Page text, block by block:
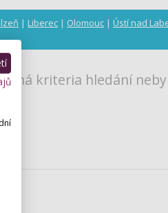
| Liberec | Olomouc | Ústí nad
kriteria hledání